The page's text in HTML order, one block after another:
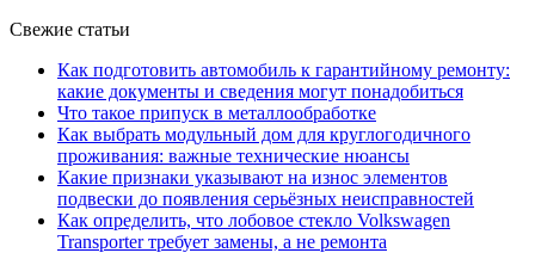
Свежие статьи
Как подготовить автомобиль к гарантийному ремонту:
какие документы и сведения могут понадобиться
Что такое припуск в металлообработке
Как выбрать модульный дом для круглогодичного
проживания: важные технические нюансы
Какие признаки указывают на износ элементов
подвески до появления серьёзных неисправностей
Как определить, что лобовое стекло Volkswagen
Transporter требует замены, а не ремонта